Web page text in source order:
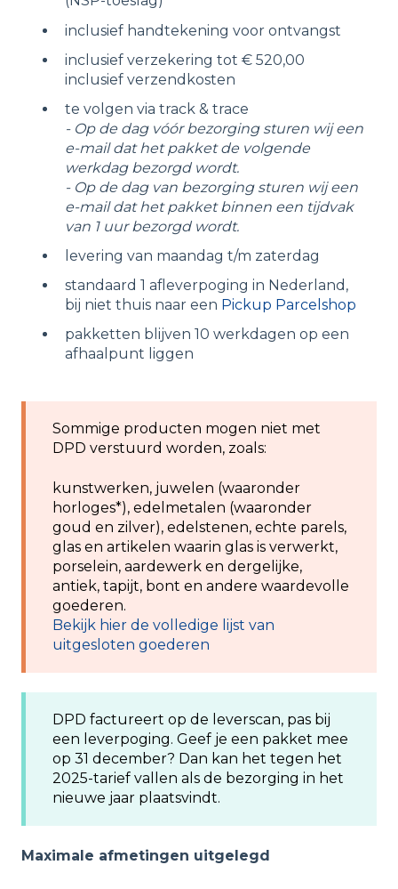
inclusief handtekening voor ontvangst
inclusief verzekering tot € 520,00
inclusief verzendkosten
te volgen via track & trace
- Op de dag vóór bezorging sturen wij een
e-mail dat het pakket de volgende
werkdag bezorgd wordt.
- Op de dag van bezorging sturen wij een
e-mail dat het pakket binnen een tijdvak
van 1 uur bezorgd wordt.
levering van maandag t/m zaterdag
standaard 1 afleverpoging in Nederland,
bij niet thuis naar een Pickup Parcelshop
pakketten blijven 10 werkdagen op een
afhaalpunt liggen
Sommige producten mogen niet met
DPD verstuurd worden, zoals:
kunstwerken, juwelen (waaronder
horloges*), edelmetalen (waaronder
goud en zilver), edelstenen, echte parels,
glas en artikelen waarin glas is verwerkt,
porselein, aardewerk en dergelijke,
antiek, tapijt, bont en andere waardevolle
goederen.
Bekijk hier de volledige lijst van
uitgesloten goederen
DPD factureert op de leverscan, pas bij
een leverpoging. Geef je een pakket mee
op 31 december? Dan kan het tegen het
2025-tarief vallen als de bezorging in het
nieuwe jaar plaatsvindt.
Maximale afmetingen uitgelegd